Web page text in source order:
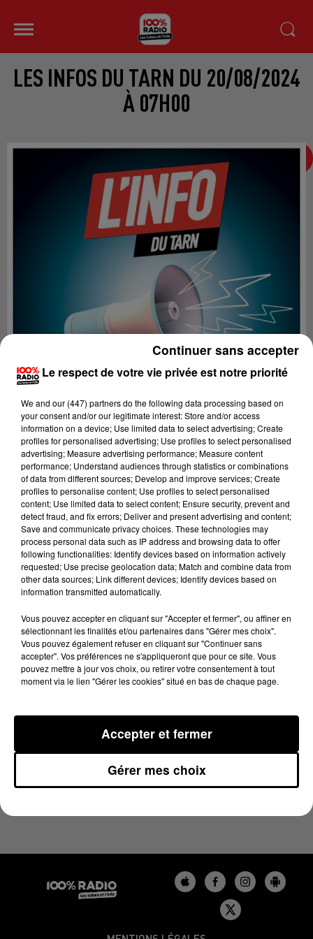
LES INFOS DU TARN DU 20/08/2024
À 07H00
Lecture (4 min 23 sec)
100%
20 août 2024 - 4 min 23 sec
LES INFOS DU TARN DU 20/08/2024 À 07H00
Le respect de votre vie privée est notre priorité
We and our (447) partnersdo the following data processing based on
your consent and/or our legitimate interest: Store and/or access
information on a device; Use limited data to select advertising; Create
profiles for personalised advertising; Use profiles to select personalised
advertising; Measure advertising performance; Measure content
performance; Understand audiences through statistics or combinations
of data from different sources; Develop and improve services; Create
profiles to personalise content; Use profiles to select personalised
content; Use limited data to select content; Ensure security, prevent and
detect fraud, and fix errors; Deliver and present advertising and content;
Save and communicate privacy choices. These technologies may
process personal data such as IP address and browsing data to offer
following functionalities: Identify devices based on information actively
requested; Use precise geolocation data; Match and combine data from
other data sources; Link different devices; Identify devices based on
information transmitted automatically.
Vous pouvez accepter en cliquant sur "Accepter et fermer", ou affiner en
sélectionnant les finalités et/ou partenaires dans "Gérer mes choix".
Vous pouvez également refuser en cliquant sur "Continuer sans
accepter". Vos préférences ne s'appliqueront que pour ce site. Vous
pouvez mettre à jour vos choix, ou retirer votre consentement à tout
moment via le lien "Gérer les cookies" situé en bas de chaque page.
Gérer mes choix
Accepter et fermer
Continuer sans accepter